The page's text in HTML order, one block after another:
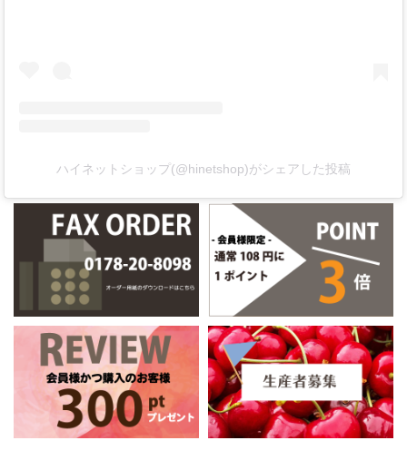
ハイネットショップ(@hinetshop)がシェアした投稿